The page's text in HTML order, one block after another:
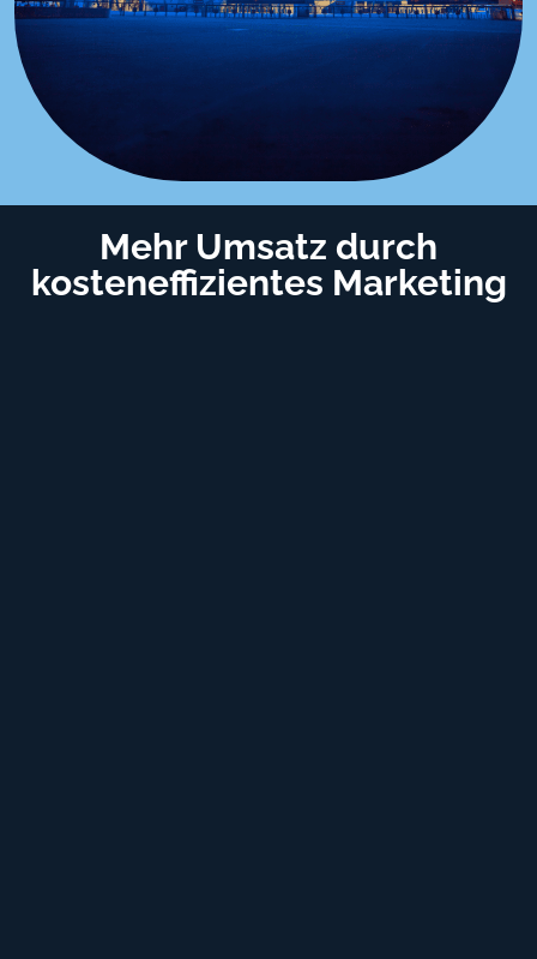
Mehr Umsatz durch
kosteneffizientes Marketing